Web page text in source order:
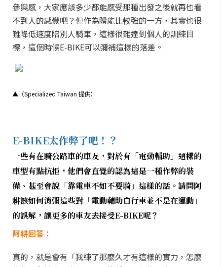
參與感，大家應該多少都能感受那種出發之後就再也看
不到人的感覺吧？但作為體能比較強的一方，其實也很
難降低速度陪別人騎車，這樣很難達到個人的訓練目
標，這個時候E-BIKE可以彌補這樣的落差。
▲ （Specialized Taiwan 提供）
E-BIKE太作弊了吧！？
一些有在騎公路車的車友，對於有「電動輔助」這樣的
車型有點抗拒，他們會直覺的認為這是一種作弊的裝
備、甚至會說「靠電車不如不要騎」這樣的話。請問阿
耕該如何消彌這些對「電動輔助自行車並不是在運動」
的誤解，讓更多的車友去接受E-BIKE呢？
阿耕回答：
真的，就是會有「我練了那麼久才有這樣的實力，怎麼